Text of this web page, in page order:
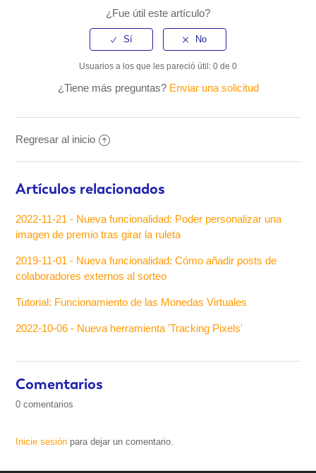
¿Fue útil este artículo?
Usuarios a los que les pareció útil: 0 de 0
¿Tiene más preguntas? Enviar una solicitud
Regresar al inicio
Artículos relacionados
2022-11-21 - Nueva funcionalidad: Poder personalizar una
imagen de premio tras girar la ruleta
2019-11-01 - Nueva funcionalidad: Cómo añadir posts de
colaboradores externos al sorteo
Tutorial: Funcionamiento de las Monedas Virtuales
2022-10-06 - Nueva herramienta 'Tracking Pixels'
Comentarios
0 comentarios
Inicie sesión para dejar un comentario.